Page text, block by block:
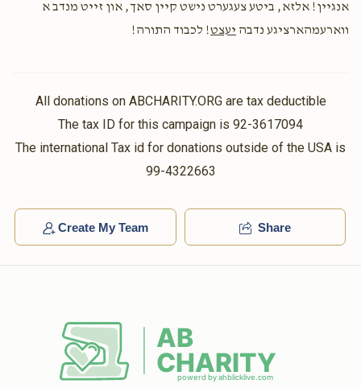
אנגיין! אלזא, ביטע צעגערט נישט קיין סאך, און זייט מנדב א
ווארעמהארציגע נדבה יעצט! לכבוד התורה!
All donations on ABCHARITY.ORG are tax deductible
The tax ID for this campaign is 92-3617094
The international Tax id for donations outside of the USA is
99-4322663
Create My Team Share